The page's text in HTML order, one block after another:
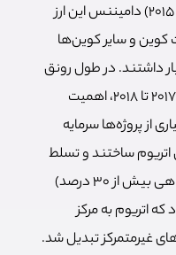
در سال‌های اولیه اتریوم (پس از سال ۲۰۱۵) دامیننس این ارز
زیرا بیت کوین و سایر کوین‌ها
داشتند. در طول رونق
ICO (عرضه اولیه کوین) در سال‌های ۲۰۱۷ تا ۲۰۱۸، اهمیت
از پروژه‌ها سرمایه
ساختند و تسلط
اتریوم را به سمت بالاترین حد خود (گاهی بیش از ۳۰ درصد)
اتریوم به مرکز
غیرمتمرکز تبدیل شد.